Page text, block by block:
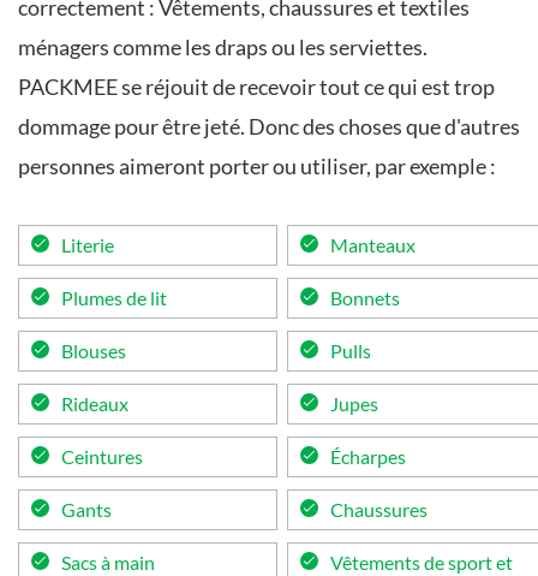
correctement : Vêtements, chaussures et textiles
ménagers comme les draps ou les serviettes.
PACKMEE se réjouit de recevoir tout ce qui est trop
dommage pour être jeté. Donc des choses que d'autres
personnes aimeront porter ou utiliser, par exemple :
Literie
Plumes de lit
Blouses
Rideaux
Ceintures
Gants
Sacs à main
Manteaux
Bonnets
Pulls
Jupes
Écharpes
Chaussures
Vêtements de sport et